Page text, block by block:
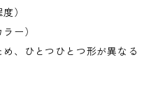
）
ー）
、ひとつひとつ形が異なる